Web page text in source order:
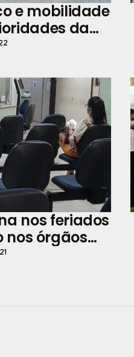
e mobilidade
da
toda a
nos feriados
nos órgãos